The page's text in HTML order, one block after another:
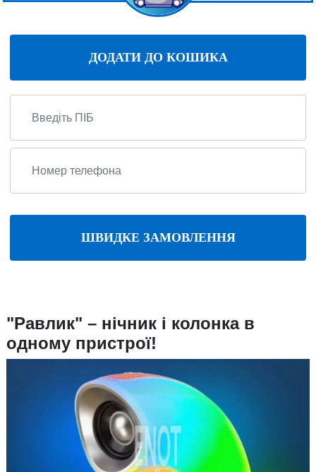
ДОДАТИ ДО КОШИКА
ШВИДКЕ ЗАМОВЛЕННЯ
"Равлик" – нічник і колонка в
одному пристрої!